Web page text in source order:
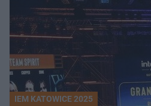
IEM KATOWICE 2025